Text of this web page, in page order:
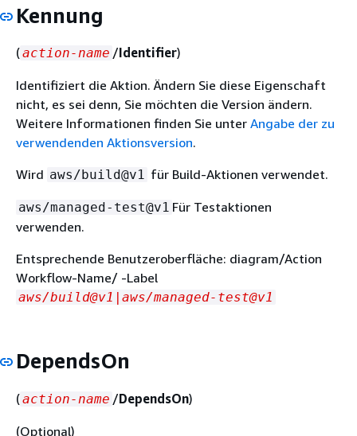
Kennung
(action-name /Identifier)
Identifiziert die Aktion. Ändern Sie diese Eigenschaft
nicht, es sei denn, Sie möchten die Version ändern.
Weitere Informationen finden Sie unter Angabe der zu
verwendenden Aktionsversion.
Wird aws/build@v1 für Build-Aktionen verwendet.
aws/managed-test@v1 Für Testaktionen
verwenden.
Entsprechende Benutzeroberfläche: diagram/Action
Workflow-Name/ -Label
aws/build@v1|aws/managed-test@v1
DependsOn
(action-name /DependsOn)
(Optional)